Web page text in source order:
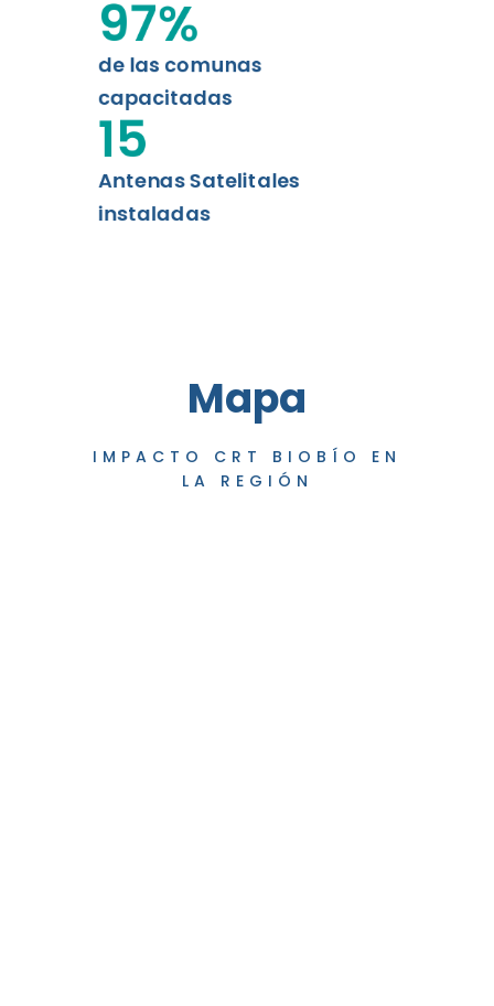
de las comunas
capacitadas
97%
Antenas Satelitales
instaladas
15
Mapa
IMPACTO CRT BIOBÍO EN
LA REGIÓN